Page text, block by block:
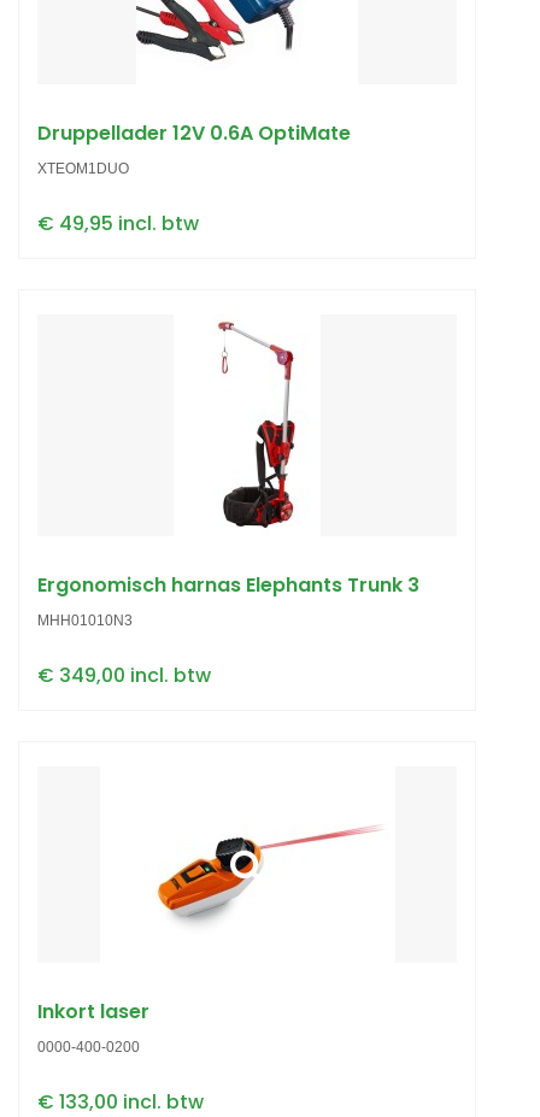
Druppellader 12V 0.6A OptiMate
XTEOM1DUO
€ 49,95 incl. btw
Ergonomisch harnas Elephants Trunk 3
MHH01010N3
€ 349,00 incl. btw
Inkort laser
0000-400-0200
€ 133,00 incl. btw